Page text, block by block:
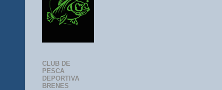
CLUB DE
PESCA
DEPORTIVA
BRENES